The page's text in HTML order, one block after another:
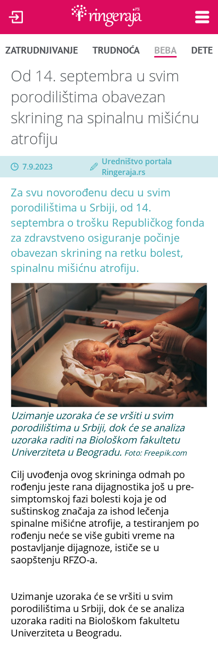
ZATRUDNJIVANJE TRUDNOĆA BEBA DETE
Od 14. septembra u svim
porodilištima obavezan
skrining na spinalnu mišićnu
atrofiju
7.9.2023
Uredništvo portala
Ringeraja.rs
Za svu novorođenu decu u svim
porodilištima u Srbiji, od 14.
septembra o trošku Republičkog fonda
za zdravstveno osiguranje počinje
obavezan skrining na retku bolest,
spinalnu mišićnu atrofiju.
Uzimanje uzoraka će se vršiti u svim
porodilištima u Srbiji, dok će se analiza
uzoraka raditi na Biološkom fakultetu
Univerziteta u Beogradu. Foto: Freepik.com
Cilj uvođenja ovog skrininga odmah po
rođenju jeste rana dijagnostika još u pre-
simptomskoj fazi bolesti koja je od
suštinskog značaja za ishod lečenja
spinalne mišićne atrofije, a testiranjem po
rođenju neće se više gubiti vreme na
postavljanje dijagnoze, ističe se u
saopštenju RFZO-a.
Uzimanje uzoraka će se vršiti u svim
porodilištima u Srbiji, dok će se analiza
uzoraka raditi na Biološkom fakultetu
Univerziteta u Beogradu.